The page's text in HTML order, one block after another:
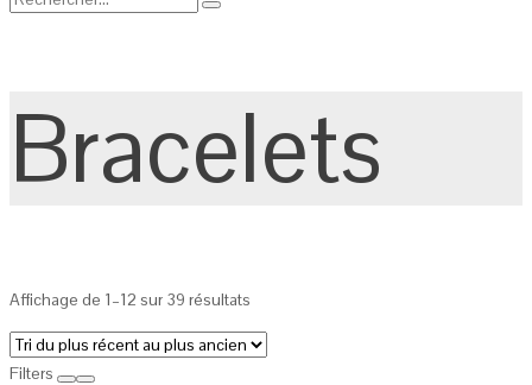
Bracelets
Affichage de 1–12 sur 39 résultats
Filters